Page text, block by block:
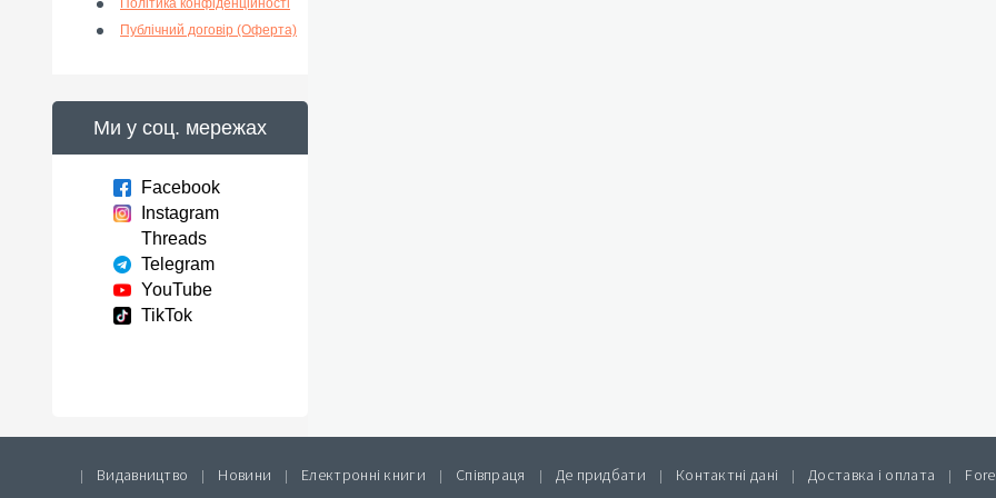
Політика конфіденційності
Публічний договір (Оферта)
Ми у соц. мережах
Facebook
Instagram
Threads
Telegram
YouTube
TikTok
| Видавництво | Новини | Електронні книги | Співпраця | Де придбати | Контактні дані | Доставка і оплата |